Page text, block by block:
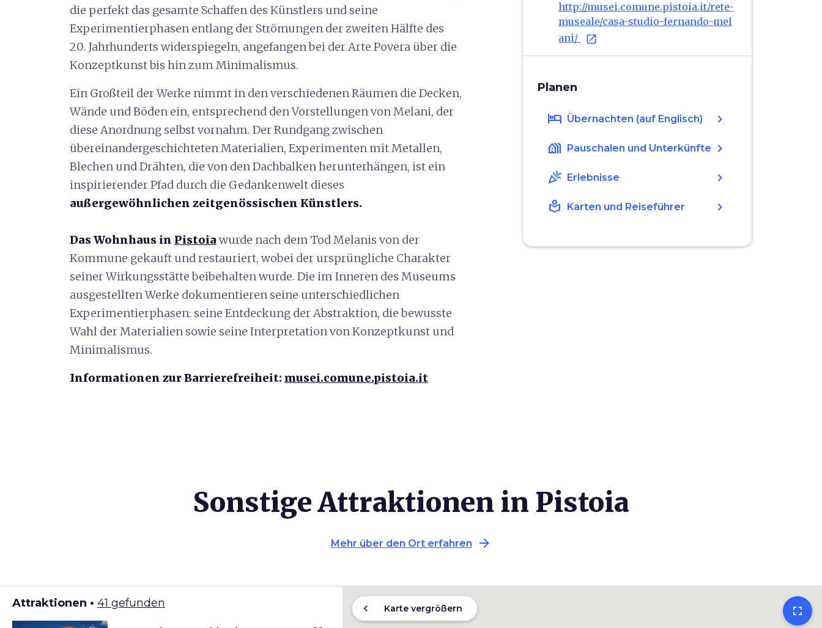
die perfekt das gesamte Schaffen des Künstlers und seine
Experimentierphasen entlang der Strömungen der zweiten Hälfte des
20. Jahrhunderts widerspiegeln, angefangen bei der Arte Povera über die
Konzeptkunst bis hin zum Minimalismus.
Ein Großteil der Werke nimmt in den verschiedenen Räumen die Decken,
Wände und Böden ein, entsprechend den Vorstellungen von Melani, der
diese Anordnung selbst vornahm. Der Rundgang zwischen
übereinandergeschichteten Materialien, Experimenten mit Metallen,
Blechen und Drähten, die von den Dachbalken herunterhängen, ist ein
inspirierender Pfad durch die Gedankenwelt dieses
außergewöhnlichen zeitgenössischen Künstlers.
Das Wohnhaus in Pistoia wurde nach dem Tod Melanis von der
Kommune gekauft und restauriert, wobei der ursprüngliche Charakter
seiner Wirkungsstätte beibehalten wurde. Die im Inneren des Museums
ausgestellten Werke dokumentieren seine unterschiedlichen
Experimentierphasen: seine Entdeckung der Abstraktion, die bewusste
Wahl der Materialien sowie seine Interpretation von Konzeptkunst und
Minimalismus.
Informationen zur Barrierefreiheit: musei.comune.pistoia.it
http://musei.comune.pistoia.it/rete-
museale/casa-studio-fernando-mel
ani/
open_in_new
Planen
hotel Übernachten (auf Englisch) chevron_right
holiday_village Pauschalen und Unterkünfte chevron_right
celebration Erlebnisse chevron_right
local_library Karten und Reiseführer chevron_right
Sonstige Attraktionen in Pistoia
Mehr über den Ort erfahren arrow_forward
Attraktionen • 41 gefunden
fullscreen
chevron_left Karte vergrößern